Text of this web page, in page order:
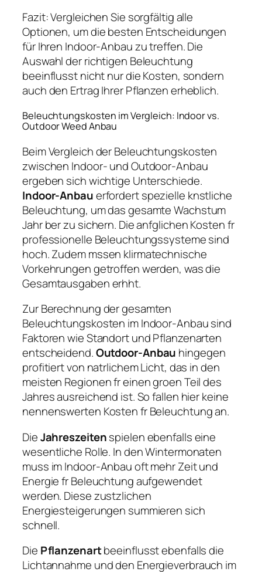
Fazit: Vergleichen Sie sorgfältig alle
Optionen, um die besten Entscheidungen
für Ihren Indoor-Anbau zu treffen. Die
Auswahl der richtigen Beleuchtung
beeinflusst nicht nur die Kosten, sondern
auch den Ertrag Ihrer Pflanzen erheblich.
Beleuchtungskosten im Vergleich: Indoor vs.
Outdoor Weed Anbau
Beim Vergleich der Beleuchtungskosten
zwischen Indoor- und Outdoor-Anbau
ergeben sich wichtige Unterschiede.
Indoor-Anbauerfordert spezielle knstliche
Beleuchtung, um das gesamte Wachstum
Jahr ber zu sichern. Die anfglichen Kosten fr
professionelle Beleuchtungssysteme sind
hoch. Zudem mssen klirmatechnische
Vorkehrungen getroffen werden, was die
Gesamtausgaben erhht.
Zur Berechnung der gesamten
Beleuchtungskosten im Indoor-Anbau sind
Faktoren wie Standort und Pflanzenarten
entscheidend.Outdoor-Anbau hingegen
profitiert von natrlichem Licht, das in den
meisten Regionen fr einen groen Teil des
Jahres ausreichend ist. So fallen hier keine
nennenswerten Kosten fr Beleuchtung an.
DieJahreszeitenspielen ebenfalls eine
wesentliche Rolle. In den Wintermonaten
muss im Indoor-Anbau oft mehr Zeit und
Energie fr Beleuchtung aufgewendet
werden. Diese zustzlichen
Energiesteigerungen summieren sich
schnell.
Die Pflanzenartbeeinflusst ebenfalls die
Lichtannahme und den Energieverbrauch im